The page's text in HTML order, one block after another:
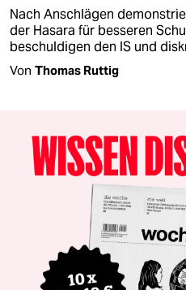
Nach Anschlägen
der Hasara für besseren
beschuldigen den IS und
Von Thomas Ruttig